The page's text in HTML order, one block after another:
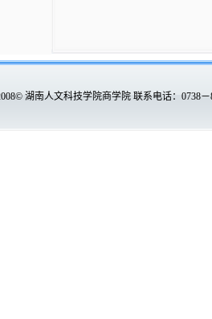
湖南人文科技学院商学院 联系电话：0738